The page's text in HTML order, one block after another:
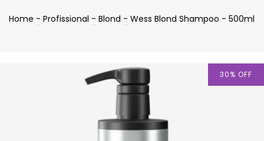
Home - Profissional - Blond - Wess Blond Shampoo - 500ml
30% OFF